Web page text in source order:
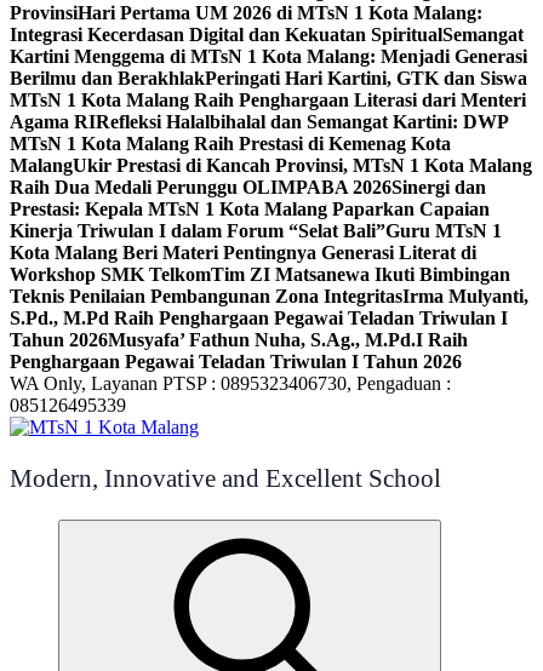
ProvinsiHari Pertama UM 2026 di MTsN 1 Kota Malang:
Integrasi Kecerdasan Digital dan Kekuatan SpiritualSemangat
Kartini Menggema di MTsN 1 Kota Malang: Menjadi Generasi
Berilmu dan BerakhlakPeringati Hari Kartini, GTK dan Siswa
MTsN 1 Kota Malang Raih Penghargaan Literasi dari Menteri
Agama RIRefleksi Halalbihalal dan Semangat Kartini: DWP
MTsN 1 Kota Malang Raih Prestasi di Kemenag Kota
MalangUkir Prestasi di Kancah Provinsi, MTsN 1 Kota Malang
Raih Dua Medali Perunggu OLIMPABA 2026Sinergi dan
Prestasi: Kepala MTsN 1 Kota Malang Paparkan Capaian
Kinerja Triwulan I dalam Forum “Selat Bali”Guru MTsN 1
Kota Malang Beri Materi Pentingnya Generasi Literat di
Workshop SMK TelkomTim ZI Matsanewa Ikuti Bimbingan
Teknis Penilaian Pembangunan Zona IntegritasIrma Mulyanti,
S.Pd., M.Pd Raih Penghargaan Pegawai Teladan Triwulan I
Tahun 2026Musyafa’ Fathun Nuha, S.Ag., M.Pd.I Raih
Penghargaan Pegawai Teladan Triwulan I Tahun 2026
WA Only, Layanan PTSP : 0895323406730, Pengaduan :
085126495339
Modern, Innovative and Excellent School